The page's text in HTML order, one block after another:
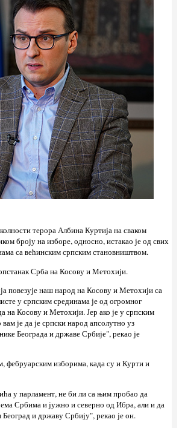
терора Албина Куртија на сваком
броју на изборе, односно, истакао је од свих
са већинским српским становништвом.
Срба на Косову и Метохији.
повезује наш народ на Косову и Метохији са
у српским срединама је од огромног
на Косову и Метохији. Јер ако је у српским
је да је српски народ апсолутно уз
Београда и државе Србије", рекао је
фебруарским изборима, када су и Курти и
у парламент, не би ли са њим пробао да
Србима и јужно и северно од Ибра, али и да
и државу Србију", рекао је он.